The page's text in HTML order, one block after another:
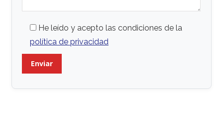
He leído y acepto las condiciones de la
política de privacidad